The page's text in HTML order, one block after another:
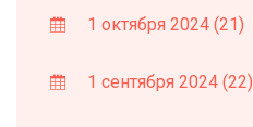
1 октября 2024 (21)
1 сентября 2024 (22)